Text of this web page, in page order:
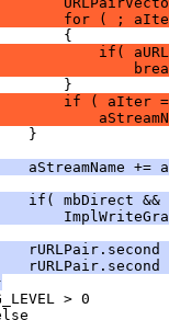
for ( ;
if(
if ( aIter
aStreamName +=
if( mbDirect &&
rURLPair.second
rURLPair.second